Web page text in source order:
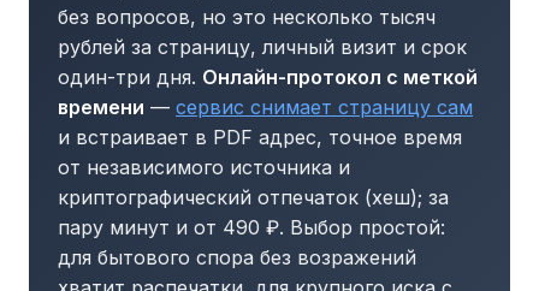
без вопросов, но это несколько тысяч
рублей за страницу, личный визит и срок
один-три дня. Онлайн-протокол с меткой
времени — сервис снимает страницу сам
и встраивает в PDF адрес, точное время
от независимого источника и
криптографический отпечаток (хеш); за
пару минут и от 490 ₽. Выбор простой:
для бытового спора без возражений